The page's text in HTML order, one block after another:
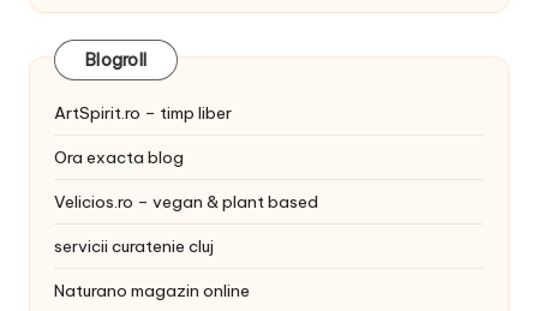
Blogroll
ArtSpirit.ro – timp liber
Ora exacta blog
Velicios.ro – vegan & plant based
servicii curatenie cluj
Naturano magazin online